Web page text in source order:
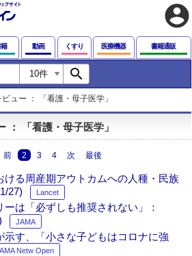
account_circle
動画 くすり 医療機器 書籍通販
search
ュー ： 「看護・母子医学」
： 「看護・母子医学」
前 2 3 4 次 最後
ける周産期アウトカムへの人種・民族
27)
Lancet
は「必ずしも推奨されない」：
JAMA
示す、「小さな子どもはコロナに強
Netw Open